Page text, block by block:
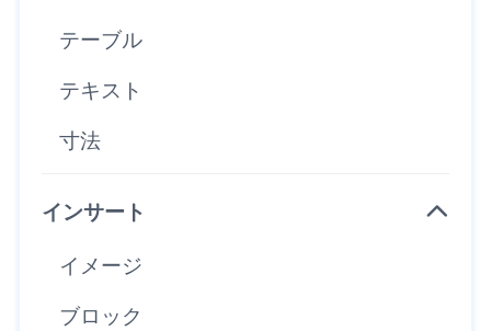
テーブル
テキスト
寸法
インサート
イメージ
ブロック